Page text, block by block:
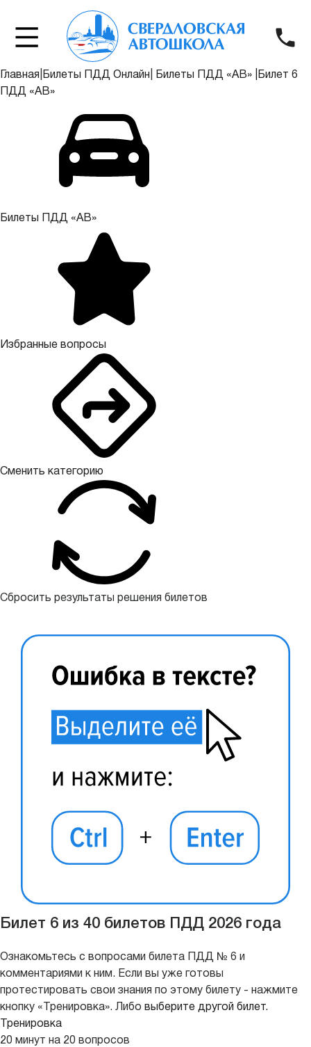
Главная Билеты ПДД Онлайн Билеты ПДД «АВ»
Билет 6
ПДД «АВ»
Билеты ПДД «АВ»
Избранные вопросы
Сменить категорию
Сбросить результаты решения билетов
Билет 6 из 40 билетов ПДД 2026 года
Ознакомьтесь с вопросами билета ПДД № 6 и
комментариями к ним. Если вы уже готовы
протестировать свои знания по этому билету - нажмите
кнопку «Тренировка». Либо выберите другой билет.
Тренировка
20 минут на 20 вопросов